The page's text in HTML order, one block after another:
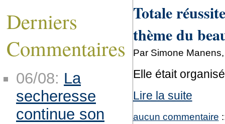
Totale
thème du
Par Simone
Elle était
Lire la suite
aucun commentaire
Derniers
Commentaires
06/08: La
secheresse
continue son